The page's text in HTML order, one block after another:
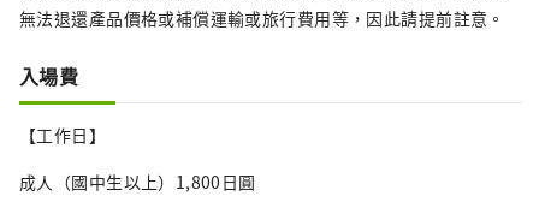
無法退還產品價格或補償運輸或旅行費用等，因此請提前註意。
入場費
【工作日】
成人（國中生以上）1,800日圓